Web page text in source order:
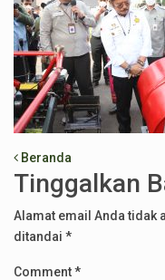
Post
Beranda
Tinggalkan
Alamat email Anda tidak
ditandai *
Comment*